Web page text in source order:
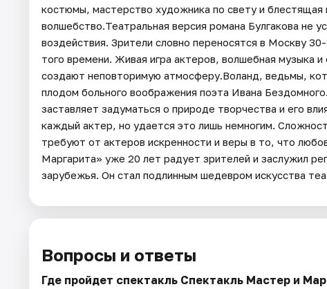
костюмы, мастерство художника по свету и
волшебство.Театральная версия романа Булгакова не
воздействия. Зрители словно переносятся в Москву
того времени. Живая игра актеров, волшебная музыка
создают неповторимую атмосферу.Воланд, ведьмы,
плодом больного воображения поэта Ивана
заставляет задуматься о природе творчества и его
каждый актер, но удается это лишь немногим.
требуют от актеров искренности и веры в то, что
Маргарита» уже 20 лет радует зрителей и заслужил
зарубежья. Он стал подлинным шедевром искусства
Вопросы и ответы
Где пройдет спектакль Спектакль Мастер и